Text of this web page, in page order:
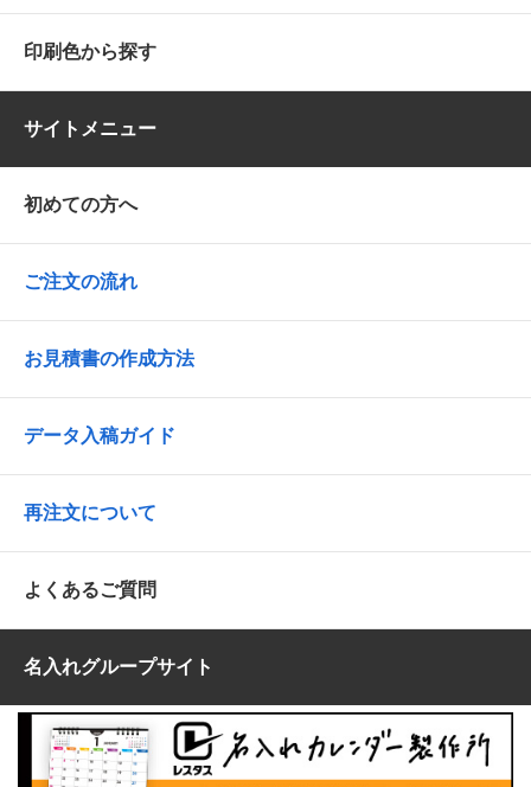
印刷色から探す
サイトメニュー
初めての方へ
ご注文の流れ
お見積書の作成方法
データ入稿ガイド
再注文について
よくあるご質問
名入れグループサイト